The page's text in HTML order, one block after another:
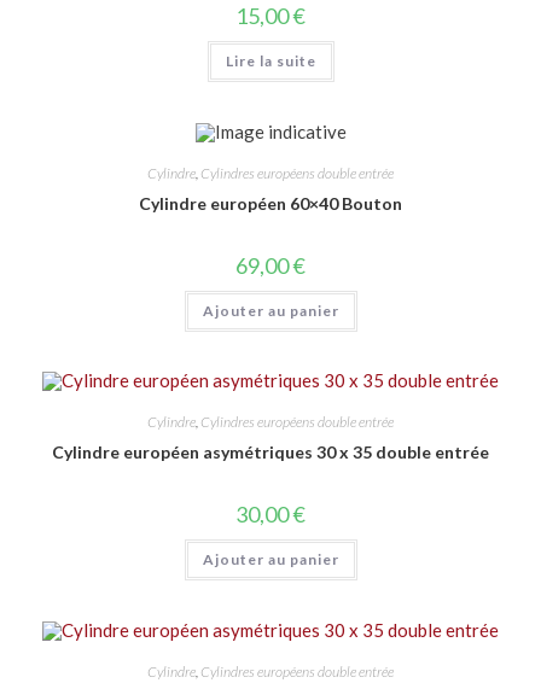
15,00€
Lire la suite
Cylindre Cylindres européens double entrée
Cylindre européen 60×40 Bouton
69,00€
Ajouter au panier
Cylindre, Cylindres européens double entrée
Cylindre européen asymétriques 30 x 35 double entrée
30,00€
Ajouter au panier
Cylindre, Cylindres européens double entrée